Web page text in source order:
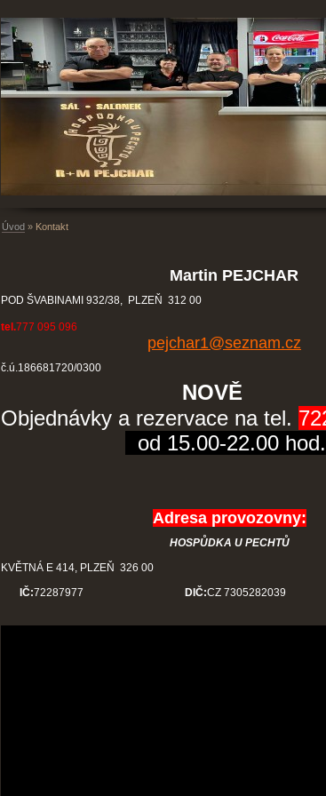
Úvod » Kontakt
Martin PEJCHAR
POD ŠVABINAMI 932/38, PLZEŇ 312 00
tel.777 095 096
pejchar1@seznam.cz
č.ú.186681720/0300
NOVĚ
Objednávky a rezervace na tel.
od 15.00-22.00 hod.
Adresa provozovny:
HOSPŮDKA U PECHTŮ
KVĚTNÁ E 414, PLZEŇ 326 00
IČ:72287977 DIČ:CZ 7305282039